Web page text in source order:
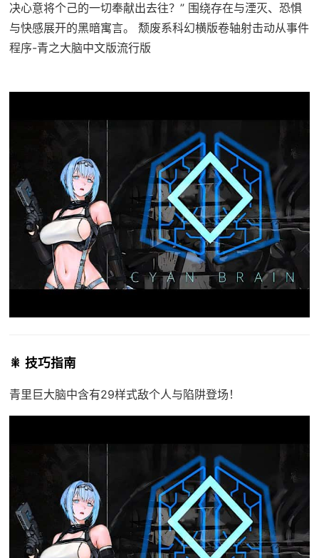
决心意将个己的一切奉献出去往？” 围绕存在与湮灭、恐惧
与快感展开的黑暗寓言。 颓废系科幻横版卷轴射击动从事件
程序-青之大脑中文版流行版
🎇 技巧指南
青里巨大脑中含有29样式敌个人与陷阱登场！